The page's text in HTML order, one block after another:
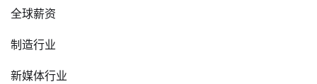
全球薪资
制造行业
新媒体行业